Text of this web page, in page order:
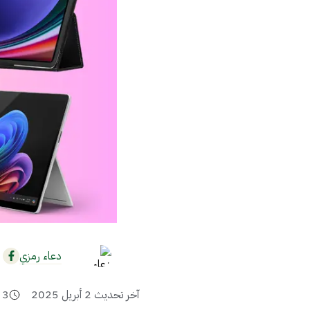
دعاء رمزي
آخر تحديث 2 أبريل 2025 3